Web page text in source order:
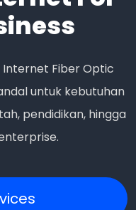
Fiber Optic
untuk kebutuhan
pendidikan, hingga